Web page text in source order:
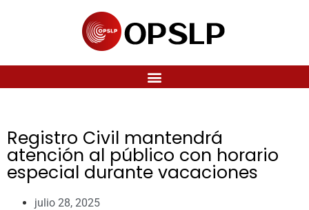
Registro Civil mantendrá
atención al público con horario
especial durante vacaciones
julio 28, 2025